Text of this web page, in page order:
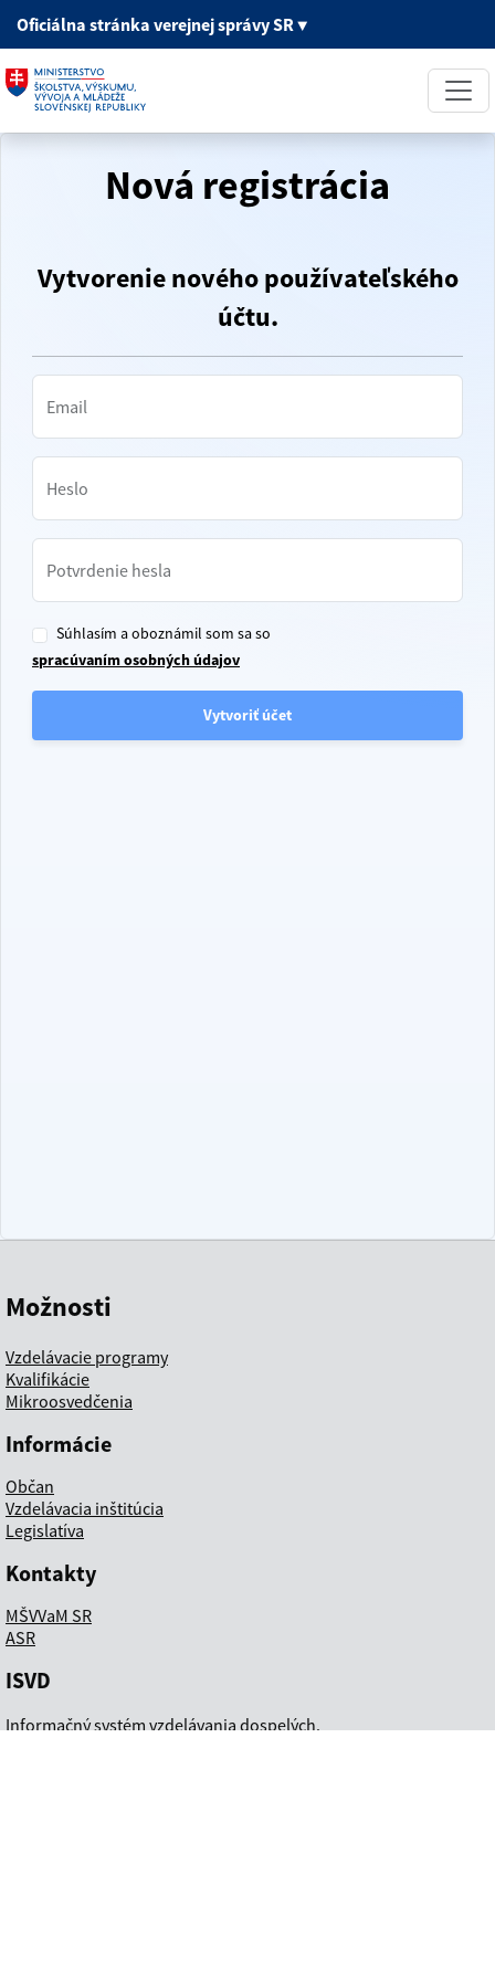
Oficiálna stránka verejnej správy SR▼
Nová registrácia
Vytvorenie nového používateľského
účtu.
Email
Heslo
Potvrdenie hesla
Súhlasím a oboznámil som sa so
spracúvaním osobných údajov
Vytvoriť účet
Možnosti
Vzdelávacie programy
Kvalifikácie
Mikroosvedčenia
Informácie
Občan
Vzdelávacia inštitúcia
Legislatíva
Kontakty
MŠVVaM SR
ASR
ISVD
Informačný systém vzdelávania dospelých.